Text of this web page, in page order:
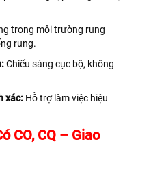
trong môi trường rung
rung.
Chiếu sáng cục bộ, không
xác: Hỗ trợ làm việc hiệu
CO, CQ – Giao